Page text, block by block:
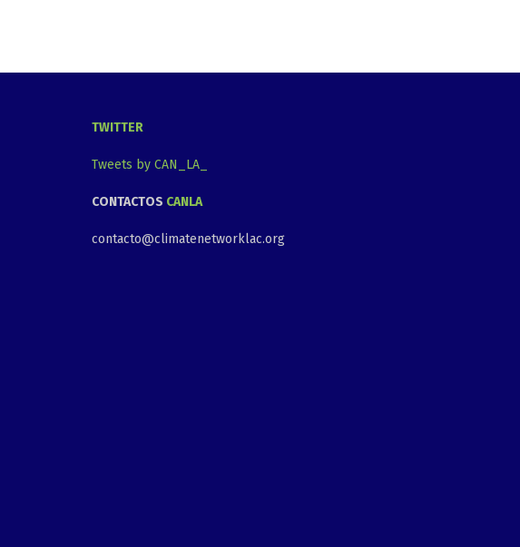
TWITTER
Tweets by CAN_LA_
CONTACTOS CANLA
contacto@climatenetworklac.org